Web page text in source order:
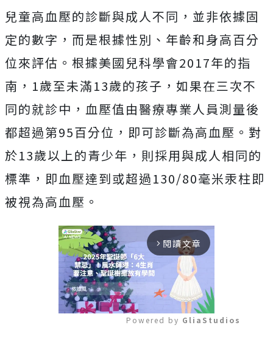
兒童高血壓的診斷與成人不同，並非依據固
定的數字，而是根據性別、年齡和身高百分
位來評估。根據美國兒科學會2017年的指
南，1歲至未滿13歲的孩子，如果在三次不
同的就診中，血壓值由醫療專業人員測量後
都超過第95百分位，即可診斷為高血壓。對
於13歲以上的青少年，則採用與成人相同的
標準，即血壓達到或超過130/80毫米汞柱即
被視為高血壓。
arrow_forward_ios 閱讀文章
Powered by GliaStudios